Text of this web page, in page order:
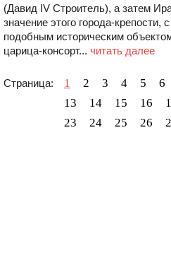
(Давид IV Строитель), а затем
значение этого города-крепости,
подобным историческим
царица-консорт... читать далее
Страница: 1 2 3 4 5 6
13
14 15 16
23
24 25 26